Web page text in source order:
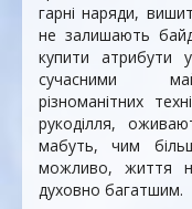
гарні наряди,
не залишають
купити атрибути
сучасними
різноманітних
рукоділля,
мабуть, чим
можливо, життя
духовно багатшим.